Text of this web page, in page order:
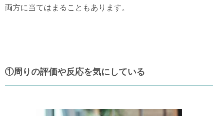
両方に当てはまることもあります。
①周りの評価や反応を気にしている